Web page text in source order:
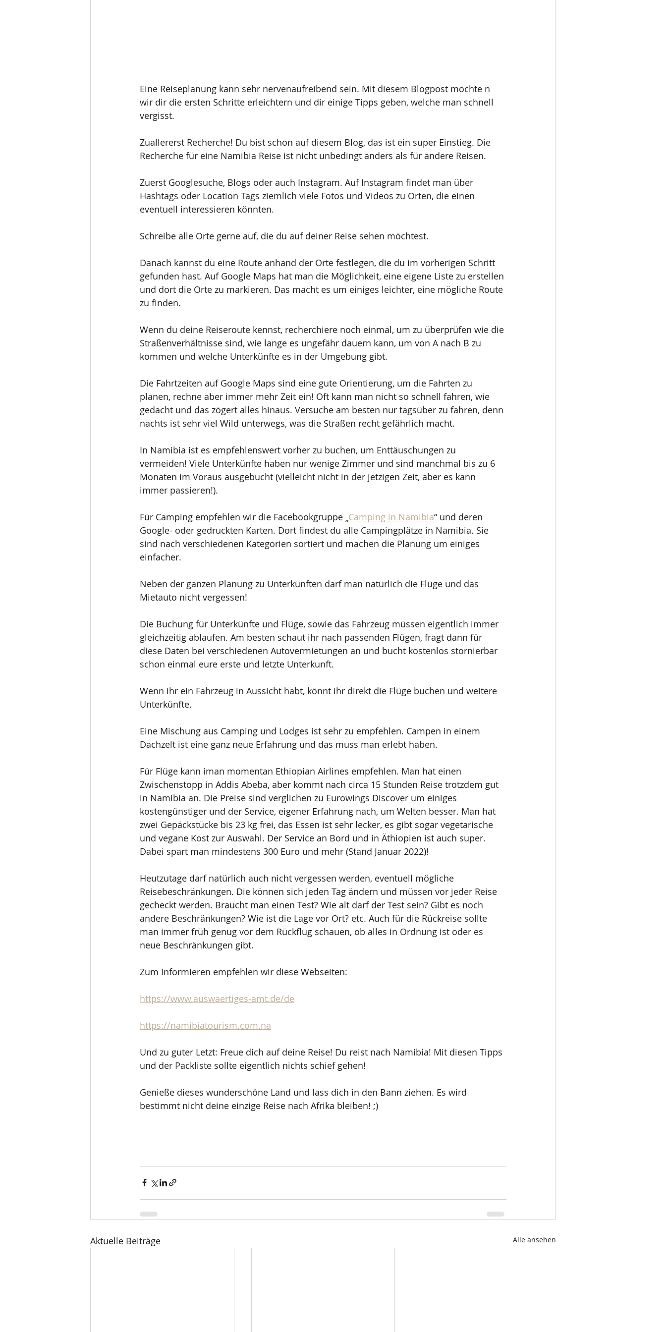
Eine Reiseplanung kann sehr nervenaufreibend sein. Mit diesem Blogpost möchte n
wir dir die ersten Schritte erleichtern und dir einige Tipps geben, welche man schnell
vergisst.
Zuallererst Recherche! Du bist schon auf diesem Blog, das ist ein super Einstieg. Die
Recherche für eine Namibia Reise ist nicht unbedingt anders als für andere Reisen.
Zuerst Googlesuche, Blogs oder auch Instagram. Auf Instagram findet man über
Hashtags oder Location Tags ziemlich viele Fotos und Videos zu Orten, die einen
eventuell interessieren könnten.
Schreibe alle Orte gerne auf, die du auf deiner Reise sehen möchtest.
Danach kannst du eine Route anhand der Orte festlegen, die du im vorherigen Schritt
gefunden hast. Auf Google Maps hat man die Möglichkeit, eine eigene Liste zu erstellen
und dort die Orte zu markieren. Das macht es um einiges leichter, eine mögliche Route
zu finden.
Wenn du deine Reiseroute kennst, recherchiere noch einmal, um zu überprüfen wie die
Straßenverhältnisse sind, wie lange es ungefähr dauern kann, um von A nach B zu
kommen und welche Unterkünfte es in der Umgebung gibt.
Die Fahrtzeiten auf Google Maps sind eine gute Orientierung, um die Fahrten zu
planen, rechne aber immer mehr Zeit ein! Oft kann man nicht so schnell fahren, wie
gedacht und das zögert alles hinaus. Versuche am besten nur tagsüber zu fahren, denn
nachts ist sehr viel Wild unterwegs, was die Straßen recht gefährlich macht.
In Namibia ist es empfehlenswert vorher zu buchen, um Enttäuschungen zu
vermeiden! Viele Unterkünfte haben nur wenige Zimmer und sind manchmal bis zu 6
Monaten im Voraus ausgebucht (vielleicht nicht in der jetzigen Zeit, aber es kann
immer passieren!).
Für Camping empfehlen wir die Facebookgruppe „ Camping in Namibia“ und deren
Google- oder gedruckten Karten. Dort findest du alle Campingplätze in Namibia. Sie
sind nach verschiedenen Kategorien sortiert und machen die Planung um einiges
einfacher.
Neben der ganzen Planung zu Unterkünften darf man natürlich die Flüge und das
Mietauto nicht vergessen!
Die Buchung für Unterkünfte und Flüge, sowie das Fahrzeug müssen eigentlich immer
gleichzeitig ablaufen. Am besten schaut ihr nach passenden Flügen, fragt dann für
diese Daten bei verschiedenen Autovermietungen an und bucht kostenlos stornierbar
schon einmal eure erste und letzte Unterkunft.
Wenn ihr ein Fahrzeug in Aussicht habt, könnt ihr direkt die Flüge buchen und weitere
Unterkünfte.
Eine Mischung aus Camping und Lodges ist sehr zu empfehlen. Campen in einem
Dachzelt ist eine ganz neue Erfahrung und das muss man erlebt haben.
Für Flüge kann iman momentan Ethiopian Airlines empfehlen. Man hat einen
Zwischenstopp in Addis Abeba, aber kommt nach circa 15 Stunden Reise trotzdem gut
in Namibia an. Die Preise sind verglichen zu Eurowings Discover um einiges
kostengünstiger und der Service, eigener Erfahrung nach, um Welten besser. Man hat
zwei Gepäckstücke bis 23 kg frei, das Essen ist sehr lecker, es gibt sogar vegetarische
und vegane Kost zur Auswahl. Der Service an Bord und in Äthiopien ist auch super.
Dabei spart man mindestens 300 Euro und mehr (Stand Januar 2022)!
Heutzutage darf natürlich auch nicht vergessen werden, eventuell mögliche
Reisebeschränkungen. Die können sich jeden Tag ändern und müssen vor jeder Reise
gecheckt werden. Braucht man einen Test? Wie alt darf der Test sein? Gibt es noch
andere Beschränkungen? Wie ist die Lage vor Ort? etc. Auch für die Rückreise sollte
man immer früh genug vor dem Rückflug schauen, ob alles in Ordnung ist oder es
neue Beschränkungen gibt.
Zum Informieren empfehlen wir diese Webseiten:
https://www.auswaertiges-amt.de/de
https://namibiatourism.com.na
Und zu guter Letzt: Freue dich auf deine Reise! Du reist nach Namibia! Mit diesen Tipps
und der Packliste sollte eigentlich nichts schief gehen!
Genieße dieses wunderschöne Land und lass dich in den Bann ziehen. Es wird
bestimmt nicht deine einzige Reise nach Afrika bleiben! ;)
Aktuelle Beiträge Alle ansehen